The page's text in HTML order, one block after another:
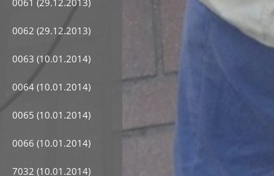
0061 (29.12.2013)
0062 (29.12.2013)
0063 (10.01.2014)
0064 (10.01.2014)
0065 (10.01.2014)
0066 (10.01.2014)
7032 (10.01.2014)